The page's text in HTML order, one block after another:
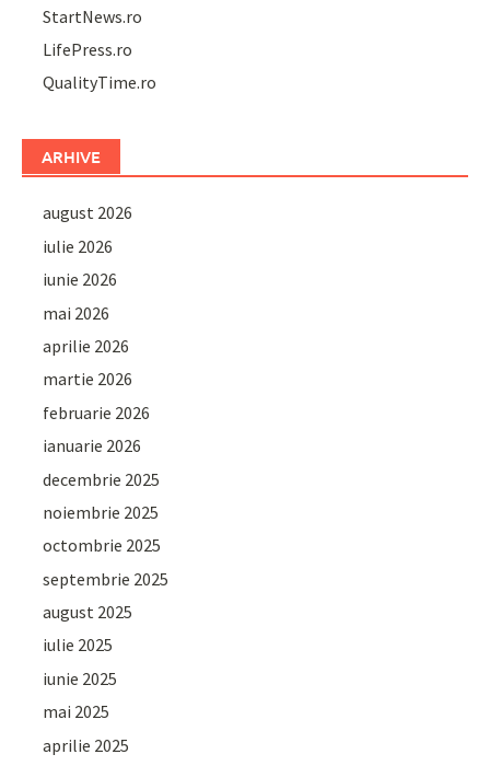
StartNews.ro
LifePress.ro
QualityTime.ro
ARHIVE
august 2026
iulie 2026
iunie 2026
mai 2026
aprilie 2026
martie 2026
februarie 2026
ianuarie 2026
decembrie 2025
noiembrie 2025
octombrie 2025
septembrie 2025
august 2025
iulie 2025
iunie 2025
mai 2025
aprilie 2025